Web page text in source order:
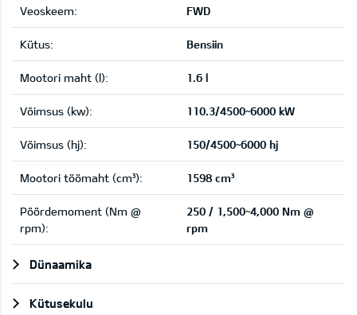
Veoskeem: FWD
Kütus: Bensiin
Mootori maht (l): 1.6 l
Võimsus (kw): 110.3/4500~6000 kW
Võimsus (hj): 150/4500~6000 hj
Mootori töömaht (cm³): 1598 cm³
Pöördemoment (Nm @
rpm):
250 / 1,500~4,000 Nm @
rpm
Dünaamika
Kütusekulu